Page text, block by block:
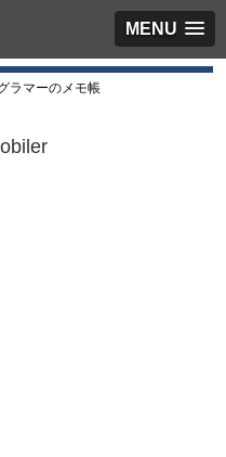
MENU
ラマーのメモ帳